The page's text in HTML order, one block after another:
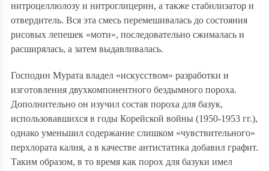
нитроцеллюлозу и нитроглицерин, а также стабилизатор и
отвердитель. Вся эта смесь перемешивалась до состояния
рисовых лепешек «моти», последовательно сжималась и
расширялась, а затем выдавливалась.
Господин Мурата владел «искусством» разработки и
изготовления двухкомпонентного бездымного пороха.
Дополнительно он изучил состав пороха для базук,
использовавшихся в годы Корейской войны (1950-1953 гг.),
однако уменьшил содержание слишком «чувствительного»
перхлората калия, а в качестве антистатика добавил графит.
Таким образом, в то время как порох для базуки имел